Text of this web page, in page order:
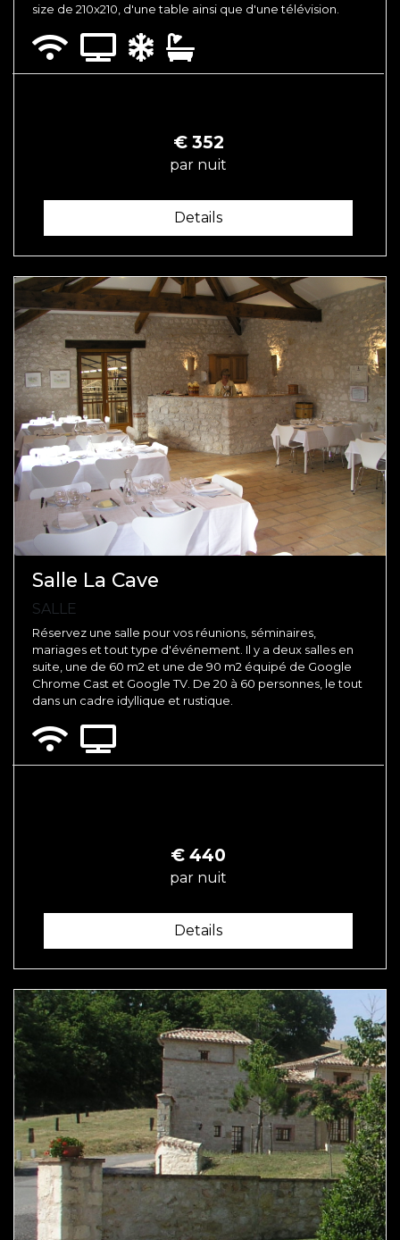
size de 210x210, d'une table ainsi que d'une télévision.
€ 352
par nuit
Details
Salle La Cave
SALLE
Réservez une salle pour vos réunions, séminaires,
mariages et tout type d'événement. Il y a deux salles en
suite, une de 60 m2 et une de 90 m2 équipé de Google
Chrome Cast et Google TV. De 20 à 60 personnes, le tout
dans un cadre idyllique et rustique.
€ 440
par nuit
Details